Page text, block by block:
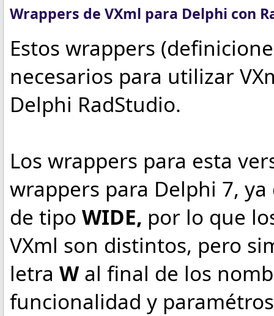
Wrappers de VXml para Delphi con
Estos wrappers
necesarios para utilizar
Delphi RadStudio.
Los wrappers para esta
wrappers para Delphi 7,
de tipo WIDE, por lo que
VXml son distintos, pero
letra W al final de los
funcionalidad y